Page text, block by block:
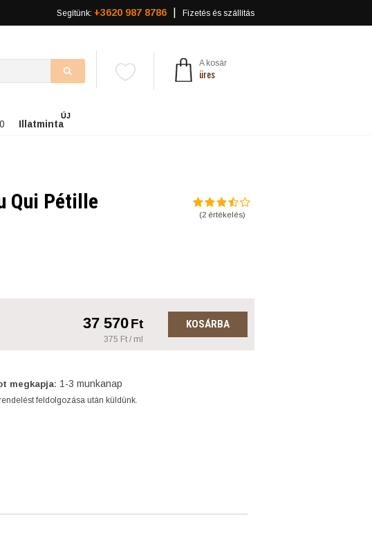
Segítünk: +3620 987 8786 Fizetés és szállítás
A kosár
üres
Illatminta
ÚJ
Qui Pétille
(2értékelés)
37 570Ft
375 Ft / ml
KOSÁRBA
megkapja: 1-3 munkanap
feldolgozása után küldünk.